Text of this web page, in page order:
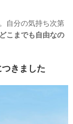
自分の気持ち次第
どこまでも自由なの
つきました